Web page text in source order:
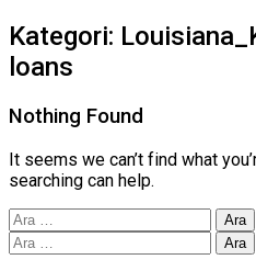
Kategori:
loans
Nothing Found
It seems we can’t find what
searching can help.
Arama:
Arama: